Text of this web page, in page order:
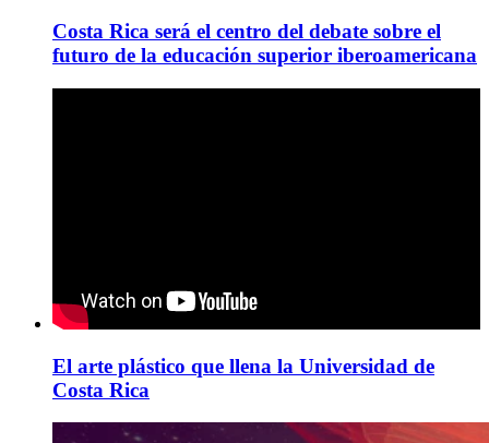
Costa Rica será el centro del debate sobre el
futuro de la educación superior iberoamericana
El arte plástico que llena la Universidad de
Costa Rica